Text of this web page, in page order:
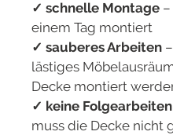
✓ schnelle Montage
einem Tag montiert
✓ sauberes Arbeiten
lästiges
Decke montiert
✓ keine Folgearbeiten
muss die Decke nicht